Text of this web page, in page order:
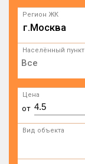
Регион ЖК
г.Москва
Населённый пункт
Цена
от
Вид объекта